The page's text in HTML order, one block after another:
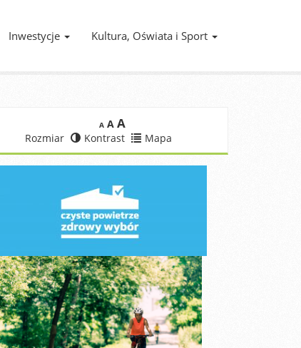
Inwestycje Kultura, Oświata i Sport
A A A
Rozmiar Kontrast Mapa